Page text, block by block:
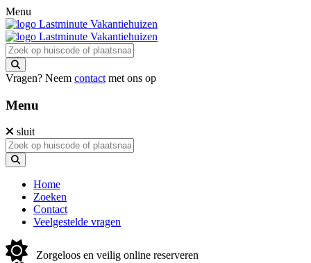
Menu
Vragen? Neem contact met ons op
Menu
sluit
Home
Zoeken
Contact
Veelgestelde vragen
Zorgeloos en veilig online reserveren